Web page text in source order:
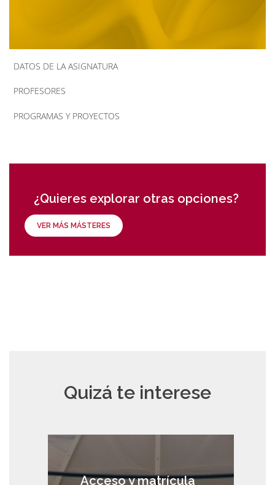
DATOS DE LA ASIGNATURA
PROFESORES
PROGRAMAS Y PROYECTOS
¿Quieres explorar otras opciones?
VER MÁS MÁSTERES
Quizá te interese
Acceso y matrícula